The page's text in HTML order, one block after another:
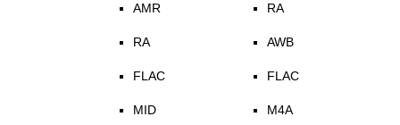
AMR
RA
FLAC
MID
RA
AWB
FLAC
M4A